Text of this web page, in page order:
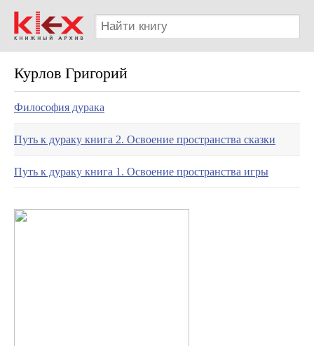
Курлов Григорий
Философия дурака
Путь к дураку книга 2. Освоение пространства сказки
Путь к дураку книга 1. Освоение пространства игры